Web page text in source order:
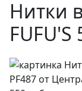
Нитки